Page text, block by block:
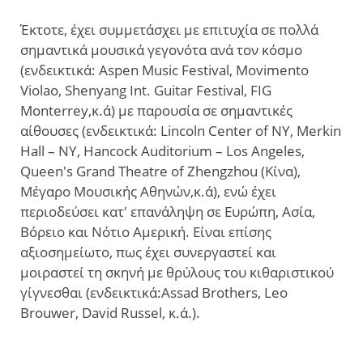
Έκτοτε, έχει συμμετάσχει με επιτυχία σε πολλά
σημαντικά μουσικά γεγονότα ανά τον κόσμο
(ενδεικτικά: Aspen Music Festival, Movimento
Violao, Shenyang Int. Guitar Festival, FIG
Monterrey,κ.ά) με παρουσία σε σημαντικές
αίθουσες (ενδεικτικά: Lincoln Center of NY, Merkin
Hall – NY, Hancock Auditorium – Los Angeles,
Queen's Grand Theatre of Zhengzhou (Κίνα),
Μέγαρο Μουσικής Αθηνών,κ.ά), ενώ έχει
περιοδεύσει κατ' επανάληψη σε Ευρώπη, Ασία,
Βόρειο και Νότιο Αμερική. Είναι επίσης
αξιοσημείωτο, πως έχει συνεργαστεί και
μοιραστεί τη σκηνή με θρύλους του κιθαριστικού
γίγνεσθαι (ενδεικτικά:Assad Brothers, Leo
Brouwer, David Russel, κ.ά.).